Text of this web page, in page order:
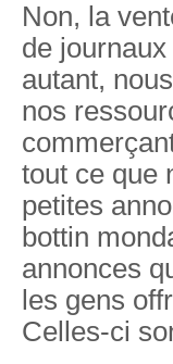
Non, la
de
autant,
nos
tout ce que
petites
bottin
annonces
les gens
Celles-ci